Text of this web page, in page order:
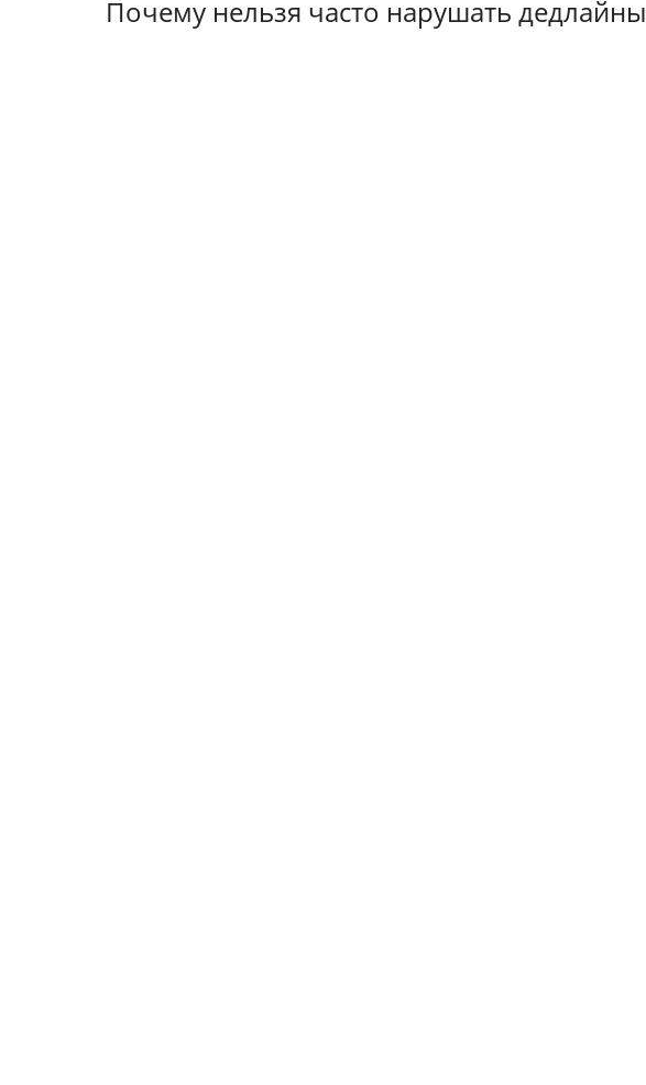
Почему нельзя часто нарушать дедлайны